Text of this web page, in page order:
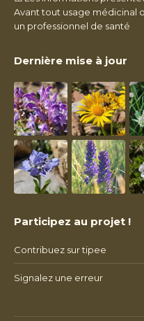
Avant tout usage médicinal
un professionnel de santé
Dernière mise à jour
Participez au projet !
Contribuez sur tipee
Signalez une erreur